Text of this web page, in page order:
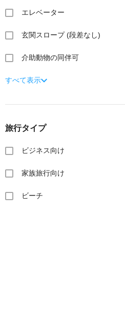
エレベーター
玄関スロープ (段差なし)
介助動物の同伴可
すべて表示
旅行タイプ
ビジネス向け
家族旅行向け
ビーチ